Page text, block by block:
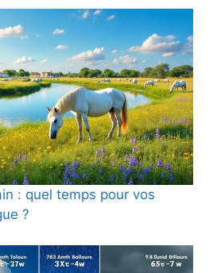
: quel temps pour vos
?